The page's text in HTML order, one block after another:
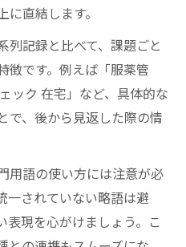
直結します。
列記録と比べて、課題ごと
徴です。例えば「服薬管
ック 在宅」など、具体的な
で、後から見返した際の情
用語の使い方には注意が必
一されていない略語は避
表現を心がけましょう。こ